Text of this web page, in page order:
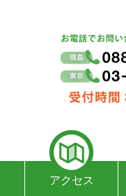
アクセス